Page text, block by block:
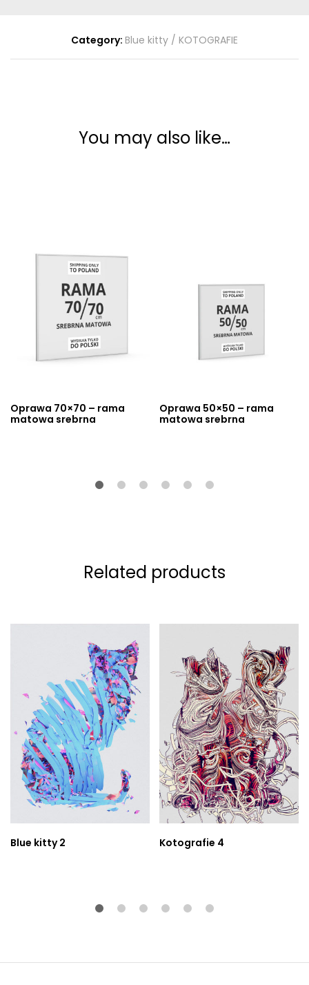
Category: Blue kitty / KOTOGRAFIE
You may also like…
Oprawa 70×70 – rama
matowa srebrna
Oprawa 50×50 – rama
matowa srebrna
Related products
Blue kitty 2 Kotografie 4